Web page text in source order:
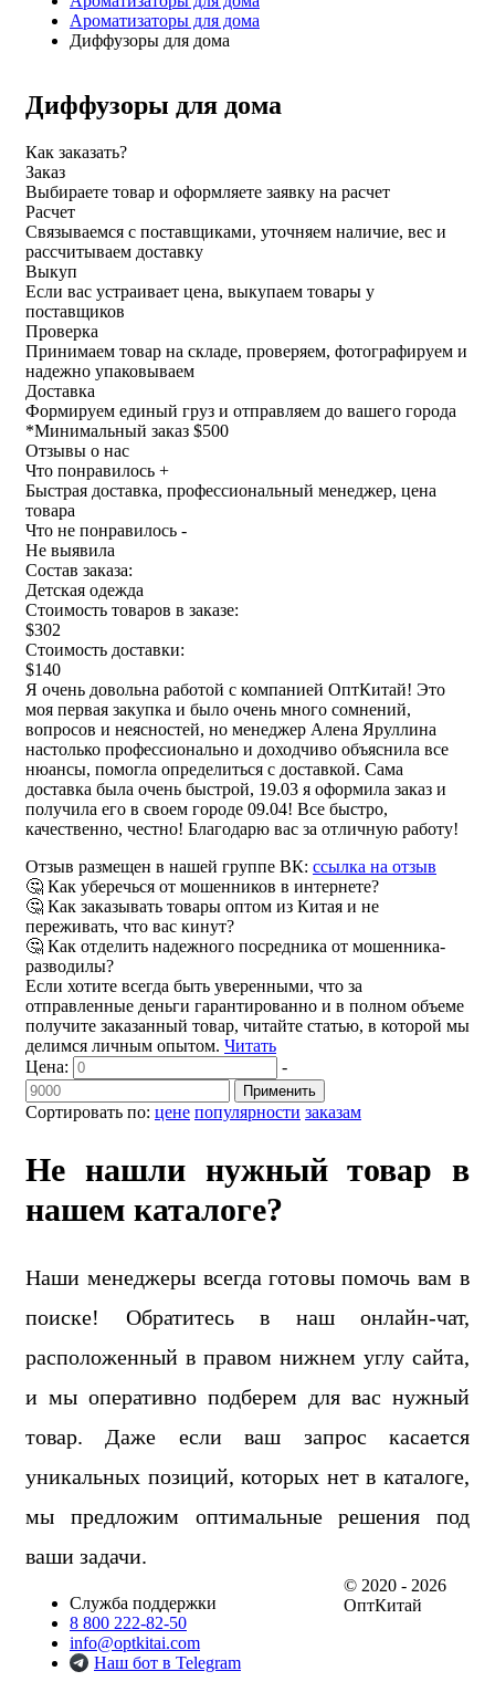
Ароматизаторы для дома
Диффузоры для дома
Диффузоры для дома
Как заказать?
Заказ
Выбираете товар и оформляете заявку на расчет
Расчет
Связываемся с поставщиками, уточняем наличие, вес и
рассчитываем доставку
Выкуп
Если вас устраивает цена, выкупаем товары у
поставщиков
Проверка
Принимаем товар на складе, проверяем, фотографируем и
надежно упаковываем
Доставка
Формируем единый груз и отправляем до вашего города
*Минимальный заказ $500
Отзывы о нас
Что понравилось +
Быстрая доставка, профессиональный менеджер, цена
товара
Что не понравилось -
Не выявила
Состав заказа:
Детская одежда
Стоимость товаров в заказе:
$302
Стоимость доставки:
$140
Я очень довольна работой с компанией ОптКитай! Это
моя первая закупка и было очень много сомнений,
вопросов и неясностей, но менеджер Алена Яруллина
настолько профессионально и доходчиво объяснила все
нюансы, помогла определиться с доставкой. Сама
доставка была очень быстрой, 19.03 я оформила заказ и
получила его в своем городе 09.04! Все быстро,
качественно, честно! Благодарю вас за отличную работу!
Отзыв размещен в нашей группе ВК: ссылка на отзыв
🤔 Как уберечься от мошенников в интернете?
🤔 Как заказывать товары оптом из Китая и не
переживать, что вас кинут?
🤔 Как отделить надежного посредника от мошенника-
разводилы?
Если хотите всегда быть уверенными, что за
отправленные деньги гарантированно и в полном объеме
получите заказанный товар, читайте статью, в которой мы
делимся личным опытом. Читать
Сортировать по: цене популярности заказам
Цена: -
Применить
Не нашли нужный товар в
нашем каталоге?
Наши менеджеры всегда готовы помочь вам в
поиске! Обратитесь в наш онлайн-чат,
расположенный в правом нижнем углу сайта,
и мы оперативно подберем для вас нужный
товар. Даже если ваш запрос касается
уникальных позиций, которых нет в каталоге,
мы предложим оптимальные решения под
ваши задачи.
Служба поддержки
8 800 222-82-50
info@optkitai.com
Наш бот в Telegram
© 2020 - 2026
ОптКитай